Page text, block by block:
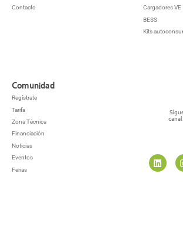
Contacto
Cargadores VE
BESS
Kits
Comunidad
Regístrate
Tarifa
Zona Técnica
Financiación
Noticias
Eventos
Ferias